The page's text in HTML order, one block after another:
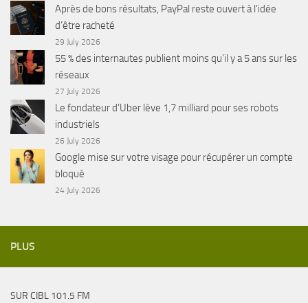
Après de bons résultats, PayPal reste ouvert à l’idée
d’être racheté
29 July 2026
55 % des internautes publient moins qu’il y a 5 ans sur les
réseaux
27 July 2026
Le fondateur d’Uber lève 1,7 milliard pour ses robots
industriels
26 July 2026
Google mise sur votre visage pour récupérer un compte
bloqué
24 July 2026
PLUS
SUR CIBL 101.5 FM